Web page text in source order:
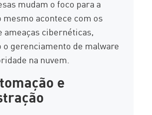
mudam o foco para a
mesmo acontece com os
ameaças cibernéticas,
o gerenciamento de malware
na nuvem.
e